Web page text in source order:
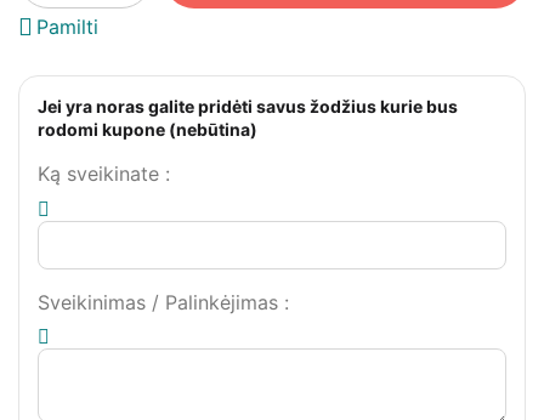
Pamilti
Jei yra noras galite pridėti savus žodžius kurie bus
rodomi kupone (nebūtina)
Ką sveikinate :
Sveikinimas / Palinkėjimas :